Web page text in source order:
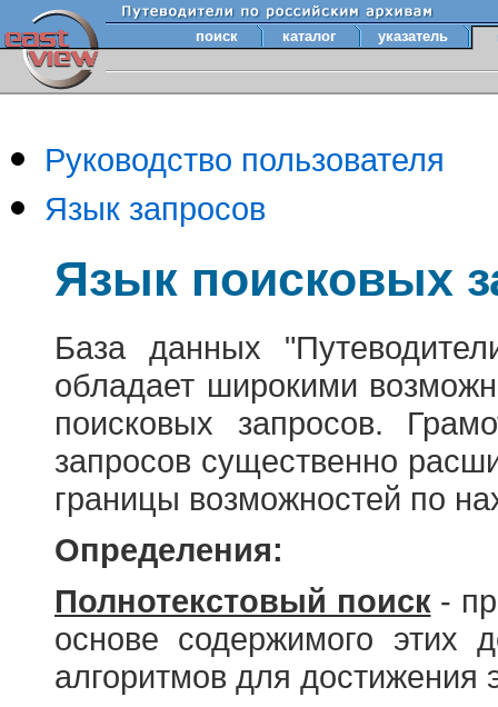
поиск каталог указатель
Руководство пользователя
Язык запросов
Язык поисковых
База данных
обладает широкими
поисковых запросов.
запросов существенно
границы возможностей по
Определения:
Полнотекстовый поиск-
основе содержимого этих
алгоритмов для достижения